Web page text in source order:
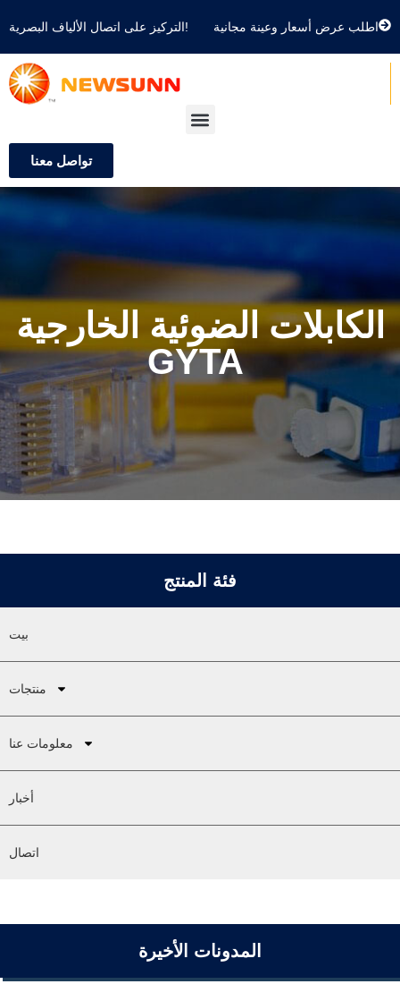
التركيز على اتصال الألياف البصرية! اطلب عرض أسعار وعينة مجانية
تواصل معنا
الكابلات الضوئية الخارجية
GYTA
فئة المنتج
بيت
منتجات
معلومات عنا
أخبار
اتصال
المدونات الأخيرة